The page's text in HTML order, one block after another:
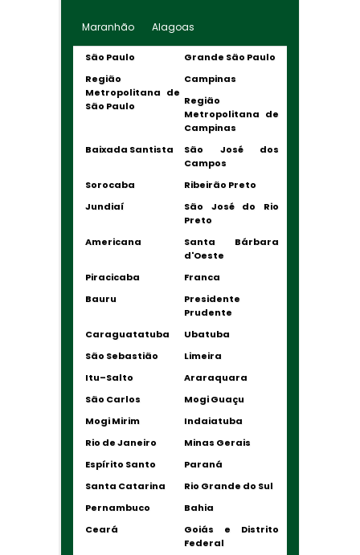
Maranhão Alagoas
São Paulo
Grande São Paulo
Região
Metropolitana de
São Paulo
Campinas
Região
Metropolitana de
Campinas
Baixada Santista
São José dos
Campos
Sorocaba
Ribeirão Preto
Jundiaí
São José do Rio
Preto
Americana
Santa Bárbara
d'Oeste
Piracicaba
Franca
Bauru
Presidente
Prudente
Caraguatatuba
Ubatuba
São Sebastião
Limeira
Itu–Salto
Araraquara
São Carlos
Mogi Guaçu
Mogi Mirim
Indaiatuba
Rio de Janeiro
Minas Gerais
Espírito Santo
Paraná
Santa Catarina
Rio Grande do Sul
Pernambuco
Bahia
Ceará
Goiás e Distrito
Federal